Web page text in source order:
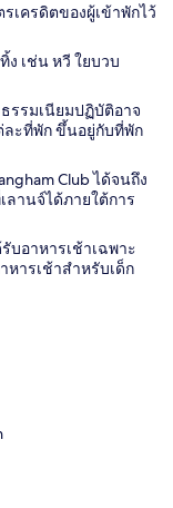
เครดิตของผู้เข้าพักไว้
เช่น หวี ใยบวบ
รรมเนียมปฏิบัติอาจ
ละที่พัก ขึ้นอยู่กับที่พัก
Club ได้จนถึง
ลานจ์ได้ภายใต้การ
บอาหารเช้าเฉพาะ
ารเช้าสำหรับเด็ก